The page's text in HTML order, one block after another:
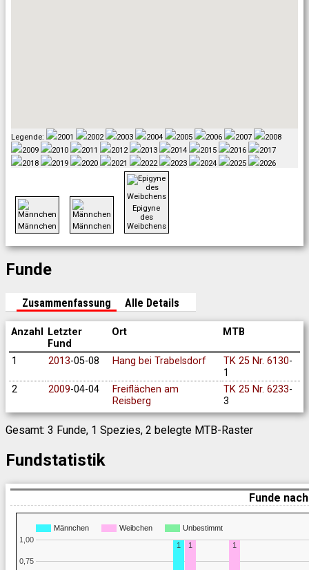
Legende: 2001 2002 2003 2004 2005 2006 2007
2008
2009
2010 2011 2012 2013 2014 2015 2016
2017
2018
2019 2020 2021 2022 2023 2024 2025 2026
Männchen Männchen
Epigyne
des
Weibchens
Funde
Zusammenfassung Alle Details
Anzahl
Letzter
Fund
Ort MTB
1 2013-05-08 Hang bei Trabelsdorf TK 25 Nr. 6130-
1
2
2009-04-04
Freiflächen am
Reisberg
TK 25 Nr. 6233-
3
Gesamt: 3 Funde, 1 Spezies, 2 belegte MTB-Raster
Fundstatistik
Funde
Männchen Weibchen Unbestimmt
0,75
1,00
1 1 1